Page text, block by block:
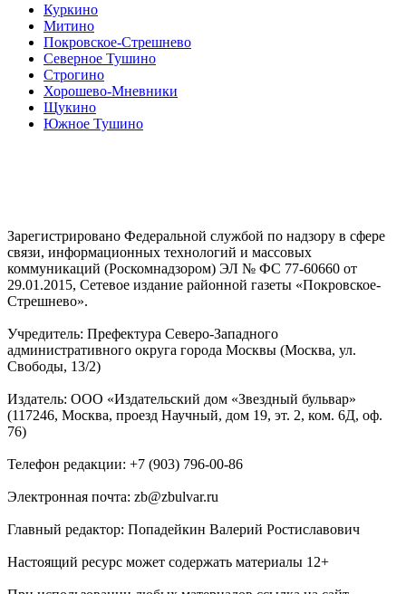
Куркино
Митино
Покровское-Стрешнево
Северное Тушино
Строгино
Хорошево-Мневники
Щукино
Южное Тушино
Зарегистрировано Федеральной службой по надзору в сфере
связи, информационных технологий и массовых
коммуникаций (Роскомнадзором) ЭЛ № ФС 77-60660 от
29.01.2015, Сетевое издание районной газеты «Покровское-
Стрешнево».
Учредитель: Префектура Северо-Западного
административного округа города Москвы (Москва, ул.
Свободы, 13/2)
Издатель: ООО «Издательский дом «Звездный бульвар»
(117246, Москва, проезд Научный, дом 19, эт. 2, ком. 6Д, оф.
76)
Телефон редакции: +7 (903) 796-00-86
Электронная почта: zb@zbulvar.ru
Главный редактор: Попадейкин Валерий Ростиславович
Настоящий ресурс может содержать материалы 12+